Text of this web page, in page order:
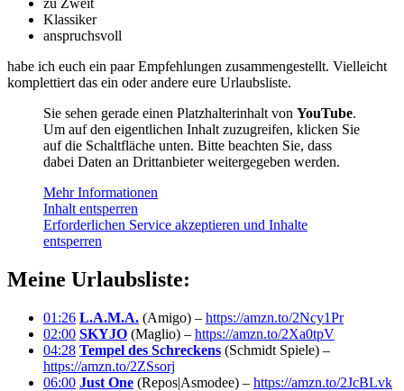
zu Zweit
Klassiker
anspruchsvoll
habe ich euch ein paar Empfehlungen zusammengestellt. Vielleicht
komplettiert das ein oder andere eure Urlaubsliste.
Sie sehen gerade einen Platzhalterinhalt von YouTube.
Um auf den eigentlichen Inhalt zuzugreifen, klicken Sie
auf die Schaltfläche unten. Bitte beachten Sie, dass
dabei Daten an Drittanbieter weitergegeben werden.
Mehr Informationen
Inhalt entsperren
Erforderlichen Service akzeptieren und Inhalte
entsperren
Meine Urlaubsliste:
01:26 L.A.M.A. (Amigo) – https://amzn.to/2Ncy1Pr
02:00 SKYJO (Maglio) – https://amzn.to/2Xa0tpV
04:28 Tempel des Schreckens (Schmidt Spiele) –
https://amzn.to/2ZSsorj
06:00 Just One (Repos|Asmodee) – https://amzn.to/2JcBLvk